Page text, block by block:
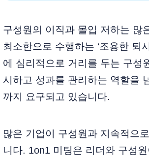
구성원의 이직과 몰입 저하는 많
최소한으로 수행하는 ‘조용한 퇴
에 심리적으로 거리를 두는 구성
시하고 성과를 관리하는 역할을
까지 요구되고 있습니다.
많은 기업이 구성원과 지속적으
니다. 1on1 미팅은 리더와 구성